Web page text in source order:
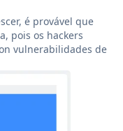
é provável que
pois os hackers
vulnerabilidades de